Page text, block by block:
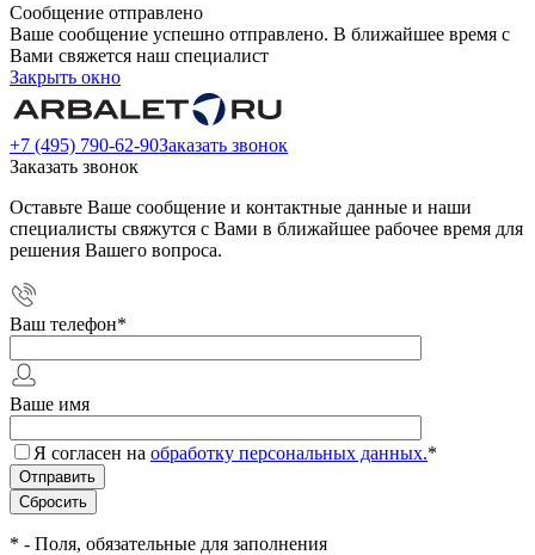
Сообщение отправлено
Ваше сообщение успешно отправлено. В ближайшее время с
Вами свяжется наш специалист
Закрыть окно
+7 (495) 790-62-90Заказать звонок
Заказать звонок
Оставьте Ваше сообщение и контактные данные и наши
специалисты свяжутся с Вами в ближайшее рабочее время для
решения Вашего вопроса.
Ваш телефон*
Ваше имя
Я согласен на обработку персональных данных.*
* - Поля, обязательные для заполнения